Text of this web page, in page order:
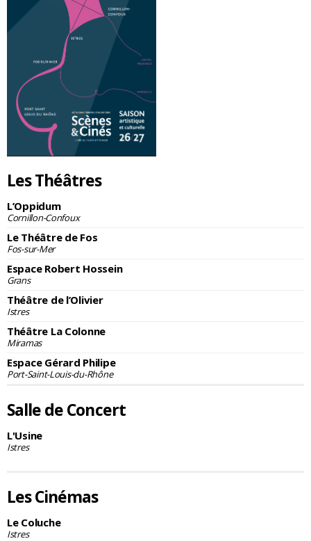
Les Théâtres
L’Oppidum
Cornillon-Confoux
Le Théâtre de Fos
Fos-sur-Mer
Espace Robert Hossein
Grans
Théâtre de l’Olivier
Istres
Théâtre La Colonne
Miramas
Espace Gérard Philipe
Port-Saint-Louis-du-Rhône
Salle de Concert
L'Usine
Istres
Les Cinémas
Le Coluche
Istres